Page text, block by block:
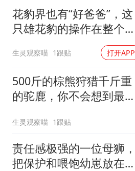
花豹界也有“好爸爸”，这
只雄花豹的操作在整个草
生灵观察喵 1跟贴 打开APP
500斤的棕熊狩猎千斤重
的驼鹿，你不会想到最终
生灵观察喵 1跟贴
责任感极强的一位母狮，
把保护和喂饱幼崽放在第